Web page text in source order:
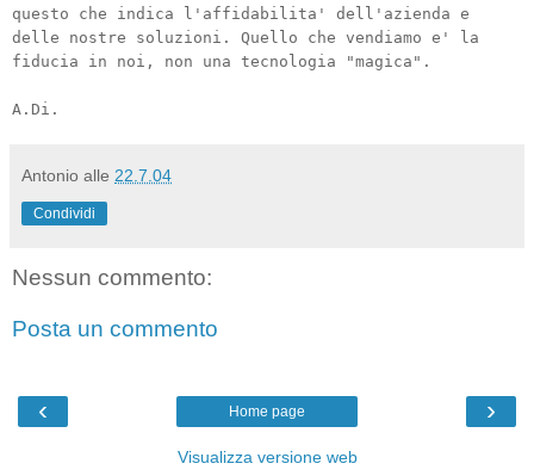
questo che indica l'affidabilita' dell'azienda e
delle nostre soluzioni. Quello che vendiamo e' la
fiducia in noi, non una tecnologia "magica".
A.Di.
Antonio alle 22.7.04
Condividi
Nessun commento:
Posta un commento
‹ ›
Home page
Visualizza versione web